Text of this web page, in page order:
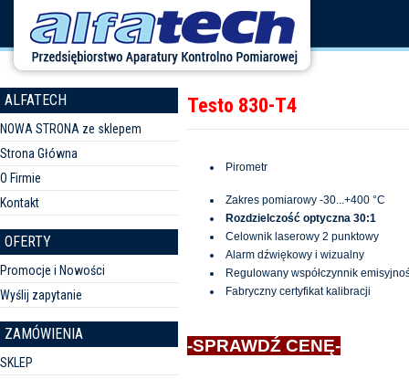
ALFATECH
NOWA STRONA ze sklepem
Strona Główna
O Firmie
Kontakt
OFERTY
Promocje i Nowości
Wyślij zapytanie
ZAMÓWIENIA
SKLEP
Testo 830-T4
Pirometr
Zakres pomiarowy -30...+400 °C
Rozdzielczość optyczna 30:1
Celownik laserowy 2 punktowy
Alarm dźwiękowy i wizualny
Regulowany współczynnik
Fabryczny certyfikat kalibracji
-SPRAWDŹ CENĘ-